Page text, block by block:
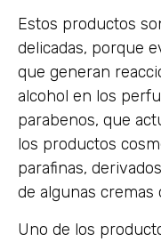
Estos productos
delicadas, porque
que generan
alcohol en los
parabenos, que
los productos
parafinas,
de algunas cremas
Uno de los